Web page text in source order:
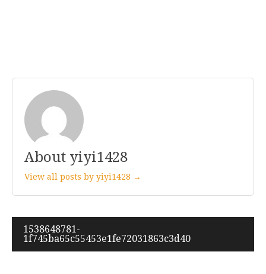
About yiyi1428
View all posts by yiyi1428 →
文
章
1538648781-
1f745ba65c55453e1fe72031863c3d40